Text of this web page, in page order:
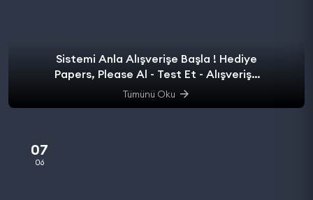
Sistemi Anla Alışverişe Başla ! Hediye
Papers, Please Al - Test Et - Alışverişe
başla.
Tümünü Oku
07
06